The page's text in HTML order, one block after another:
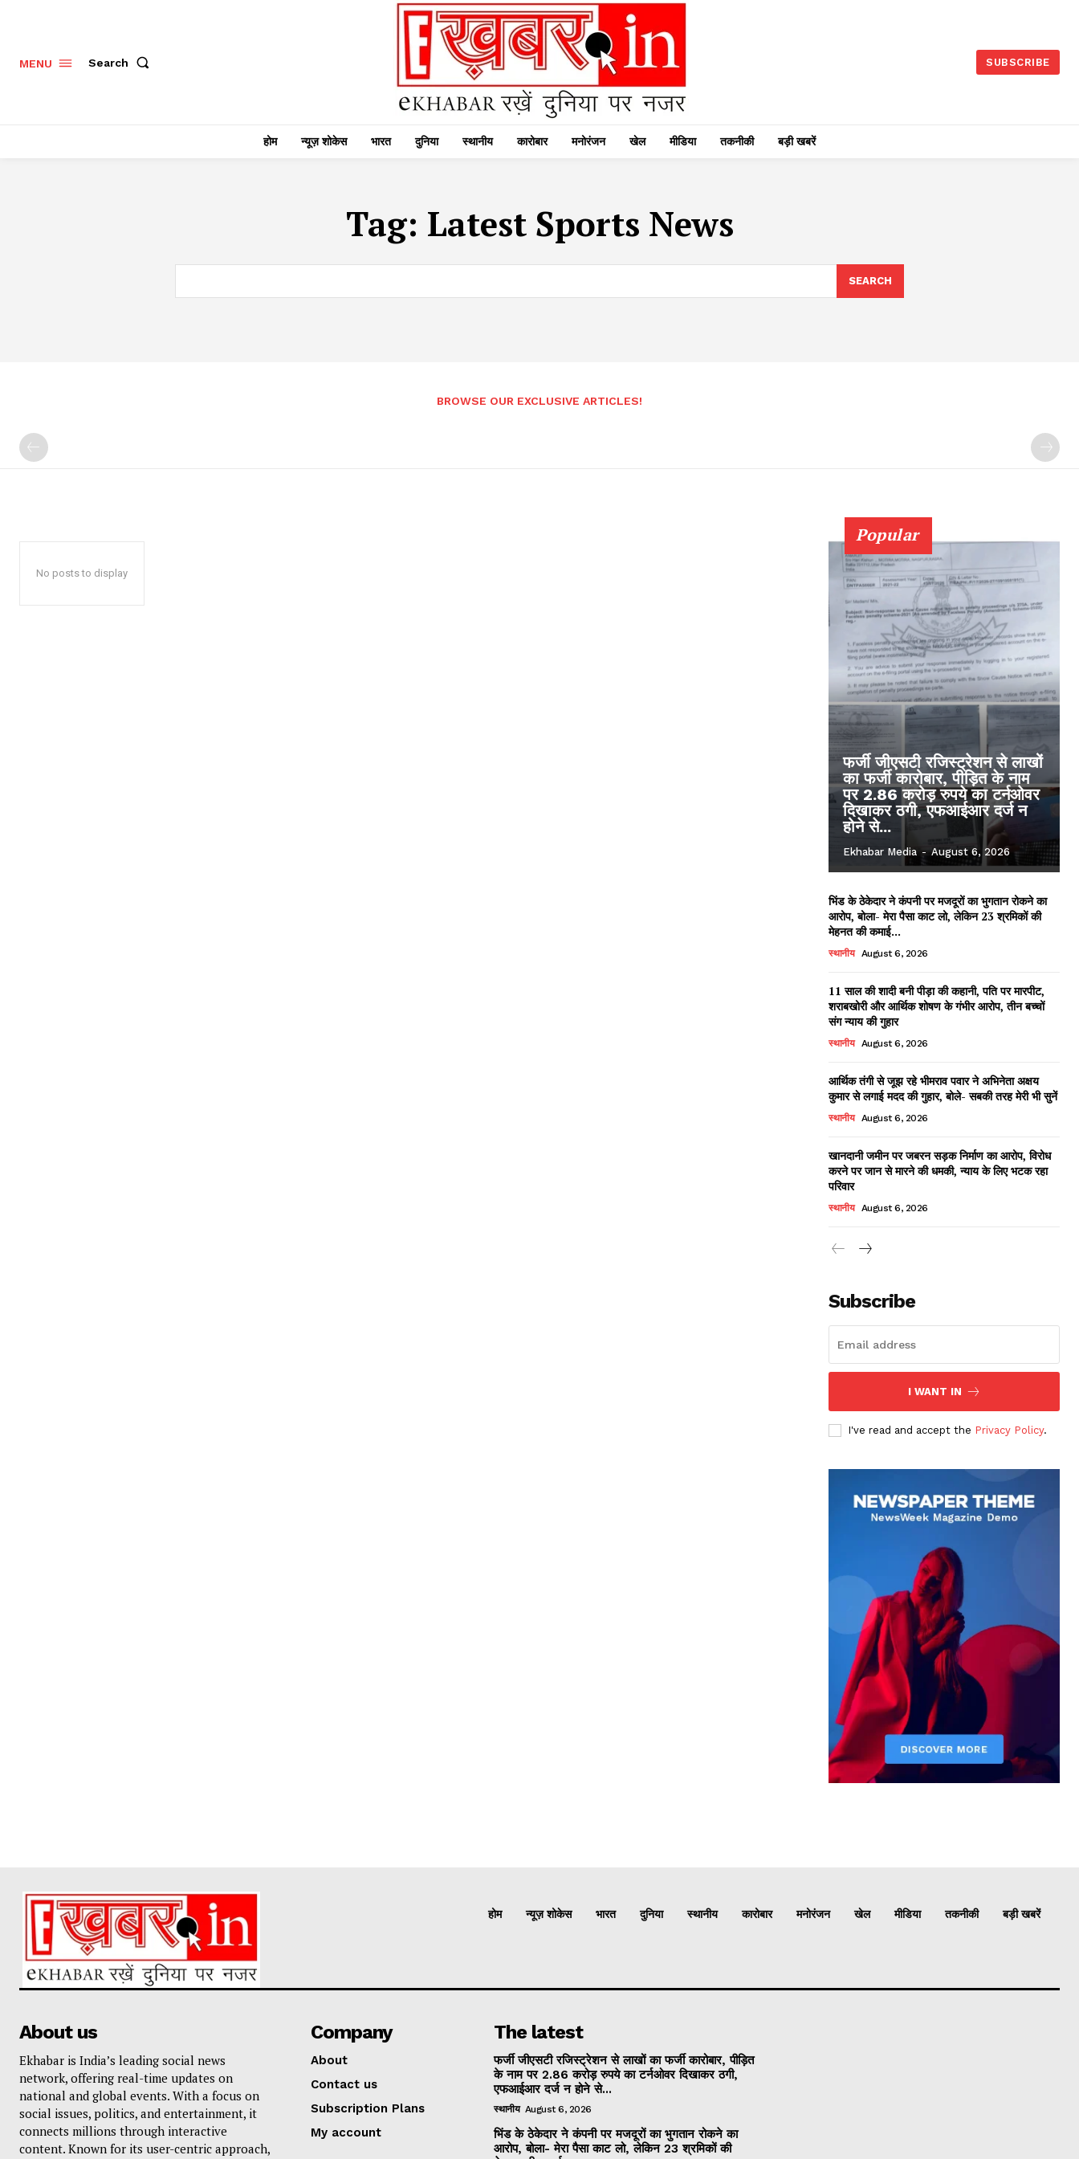
MENU Search SUBSCRIBE
होम न्यूज़ शोकेस भारत दुनिया स्थानीय कारोबार मनोरंजन खेल मीडिया तकनीकी बड़ी खबरें
Tag: Latest Sports News
SEARCH
BROWSE OUR EXCLUSIVE ARTICLES!
No posts to display
Popular
फर्जी जीएसटी रजिस्ट्रेशन से लाखों
का फर्जी कारोबार, पीड़ित के नाम
पर 2.86 करोड़ रुपये का टर्नओवर
दिखाकर ठगी, एफआईआर दर्ज न
होने से...
Ekhabar Media - August 6, 2026
भिंड के ठेकेदार ने कंपनी पर मजदूरों का भुगतान रोकने का
आरोप, बोला- मेरा पैसा काट लो, लेकिन 23 श्रमिकों की
मेहनत की कमाई...
स्थानीय August 6, 2026
11 साल की शादी बनी पीड़ा की कहानी, पति पर मारपीट,
शराबखोरी और आर्थिक शोषण के गंभीर आरोप, तीन बच्चों
संग न्याय की गुहार
स्थानीय August 6, 2026
आर्थिक तंगी से जूझ रहे भीमराव पवार ने अभिनेता अक्षय
कुमार से लगाई मदद की गुहार, बोले- सबकी तरह मेरी भी सुनें
स्थानीय August 6, 2026
खानदानी जमीन पर जबरन सड़क निर्माण का आरोप, विरोध
करने पर जान से मारने की धमकी, न्याय के लिए भटक रहा
परिवार
स्थानीय August 6, 2026
Subscribe
I WANT IN
I've read and accept the Privacy Policy.
होम न्यूज़ शोकेस भारत दुनिया स्थानीय कारोबार मनोरंजन खेल मीडिया तकनीकी बड़ी खबरें
About us
Ekhabar is India’s leading social news
network, offering real-time updates on
national and global events. With a focus on
social issues, politics, and entertainment, it
connects millions through interactive
content. Known for its user-centric approach,
Company
About
Contact us
Subscription Plans
My account
The latest
फर्जी जीएसटी रजिस्ट्रेशन से लाखों का फर्जी कारोबार, पीड़ित
के नाम पर 2.86 करोड़ रुपये का टर्नओवर दिखाकर ठगी,
एफआईआर दर्ज न होने से...
स्थानीय August 6, 2026
भिंड के ठेकेदार ने कंपनी पर मजदूरों का भुगतान रोकने का
आरोप, बोला- मेरा पैसा काट लो, लेकिन 23 श्रमिकों की